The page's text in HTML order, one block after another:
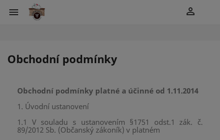
 
Obchodní podmínky
Obchodní podmínky platné a účinné od 1.11.2014
1. Úvodní ustanovení
1.1 V souladu s ustanovením §1751 odst.1 zák. č.
89/2012 Sb. (Občanský zákoník) v platném